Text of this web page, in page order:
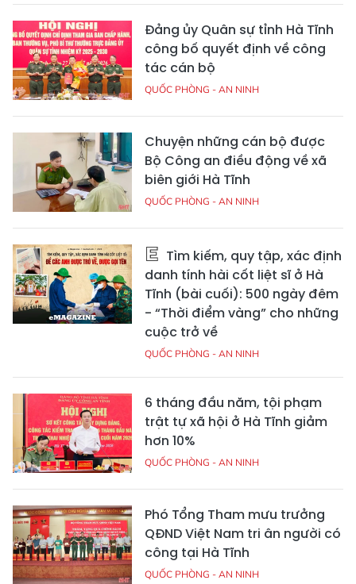
Đảng ủy Quân sự tỉnh Hà Tĩnh
công bố quyết định về công
tác cán bộ
QUỐC PHÒNG - AN NINH
Chuyện những cán bộ được
Bộ Công an điều động về xã
biên giới Hà Tĩnh
QUỐC PHÒNG - AN NINH
Tìm kiếm, quy tập, xác định
danh tính hài cốt liệt sĩ ở Hà
Tĩnh (bài cuối): 500 ngày đêm
- “Thời điểm vàng” cho những
cuộc trở về
QUỐC PHÒNG - AN NINH
6 tháng đầu năm, tội phạm
trật tự xã hội ở Hà Tĩnh giảm
hơn 10%
QUỐC PHÒNG - AN NINH
Phó Tổng Tham mưu trưởng
QĐND Việt Nam tri ân người có
công tại Hà Tĩnh
QUỐC PHÒNG - AN NINH